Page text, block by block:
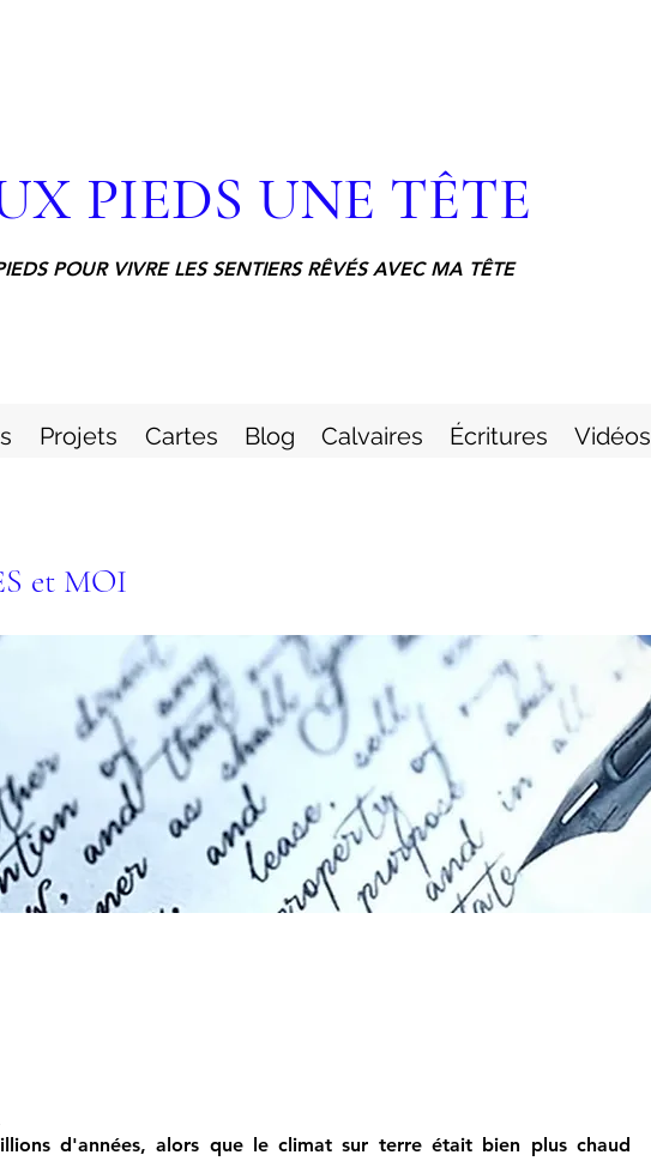
PIEDS UNE TÊTE
POUR VIVRE LES SENTIERS RÊVÉS AVEC MA TÊTE
Projets Cartes Blog Calvaires Écritures Vidéos
et MOI
d'années, alors que le climat sur terre était bien plus chaud